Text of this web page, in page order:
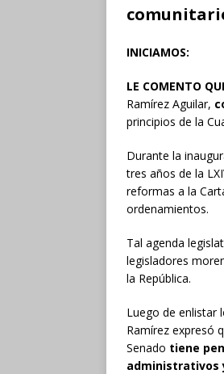
INICIAMOS:
LE COMENTO
Ramírez Aguilar,
principios de la
Durante la
tres años de la
reformas a la
ordenamientos.
Tal agenda
legisladores
la República.
Luego de enlistar
Ramírez expresó
Senado tiene
administrativos